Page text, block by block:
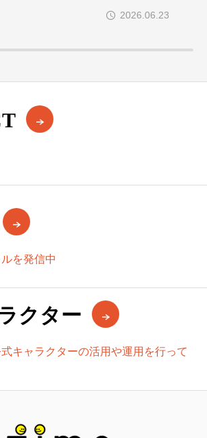
2026.06.23
を発信中
クター
キャラクターの活用や運用を行って